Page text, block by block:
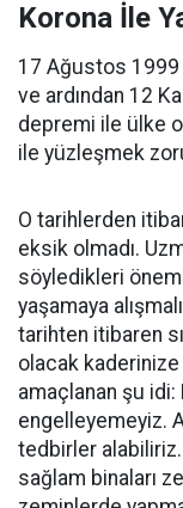
Korona İle
17 Ağustos 1999
ve ardından 12
depremi ile ülke
ile yüzleşmek
O tarihlerden
eksik olmadı.
söyledikleri
yaşamaya
tarihten itibaren
olacak kaderinize
amaçlanan şu
engelleyemeyiz.
tedbirler alabiliriz.
sağlam binaları